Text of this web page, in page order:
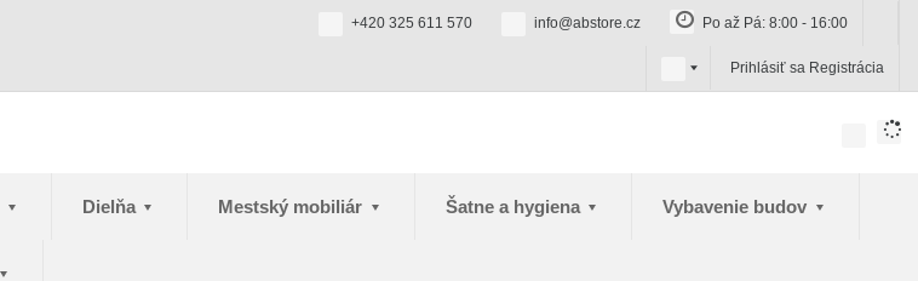
+420 325 611 570 info@abstore.cz Po až Pá: 8:00 - 16:00
s
k
Prihlásiť sa Registrácia
Dielňa Mestský mobiliár Šatne a hygiena Vybavenie budov